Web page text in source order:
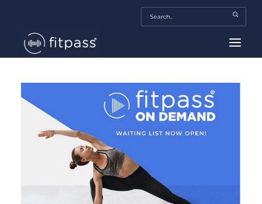
HOME
MEXICO
BEAUTY
FITPASS TV